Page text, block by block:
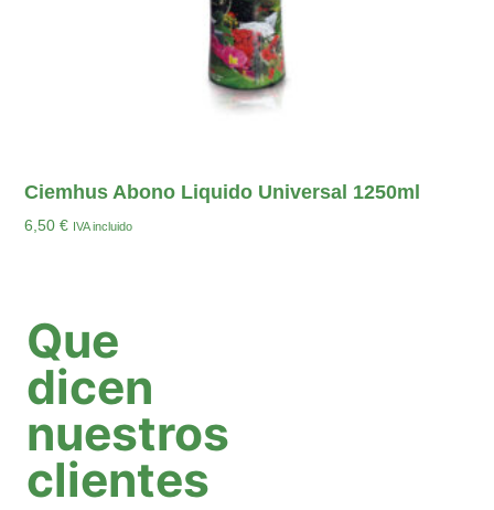
Ciemhus Abono Liquido Universal 1250ml
6,50€ IVA incluido
Que
dicen
nuestros
clientes